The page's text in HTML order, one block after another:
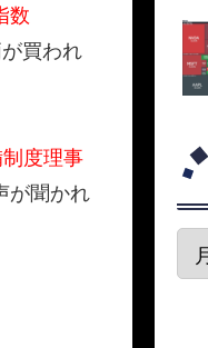
数
買われ
度理事
が聞かれ